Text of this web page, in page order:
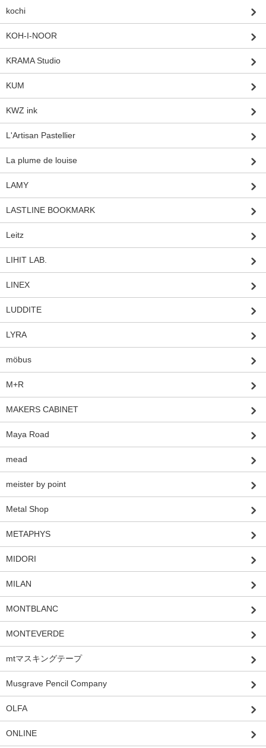
kochi
KOH-I-NOOR
KRAMA Studio
KUM
KWZ ink
L'Artisan Pastellier
La plume de louise
LAMY
LASTLINE BOOKMARK
Leitz
LIHIT LAB.
LINEX
LUDDITE
LYRA
möbus
M+R
MAKERS CABINET
Maya Road
mead
meister by point
Metal Shop
METAPHYS
MIDORI
MILAN
MONTBLANC
MONTEVERDE
mtマスキングテープ
Musgrave Pencil Company
OLFA
ONLINE